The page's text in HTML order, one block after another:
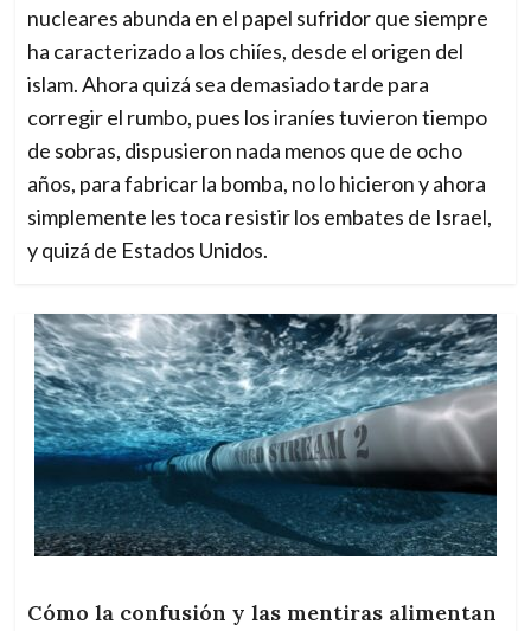
nucleares abunda en el papel sufridor que siempre
ha caracterizado a los chiíes, desde el origen del
islam. Ahora quizá sea demasiado tarde para
corregir el rumbo, pues los iraníes tuvieron tiempo
de sobras, dispusieron nada menos que de ocho
años, para fabricar la bomba, no lo hicieron y ahora
simplemente les toca resistir los embates de Israel,
y quizá de Estados Unidos.
Cómo la confusión y las mentiras alimentan